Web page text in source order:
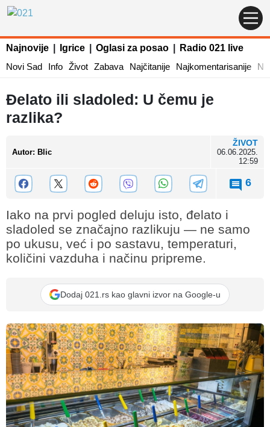
Najnovije Igrice Oglasi za posao
Radio 021 live
Novi Sad
Info Život Zabava Najčitanije Najkomentarisanije
Đelato ili sladoled: U čemu je
razlika?
Autor: Blic
ŽIVOT
06.06.2025.
12:59
6
Iako na prvi pogled deluju isto, đelato i
sladoled se značajno razlikuju — ne samo
po ukusu, već i po sastavu, temperaturi,
količini vazduha i načinu pripreme.
Dodaj 021.rs kao glavni izvor na Google-u